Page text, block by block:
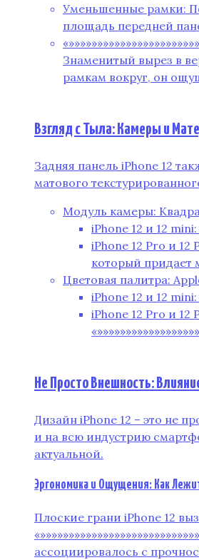
Уменьшенные рамки:
площадь передней
Знаменитый вырез в
рамкам вокруг‚ он
Взгляд с Тыла: Камеры и
Задняя панель iPhone 12
матового
Модуль камеры:
iPhone 12 и 12
iPhone 12 Pro и
который придает
Цветовая палитра:
iPhone 12 и 12
iPhone 12 Pro и
Не Просто Внешность:
Дизайн iPhone 12 – это не
и на всю индустрию
актуальной.
Эргономика и Ощущения: Как
Плоские грани iPhone 12
ассоциировалось с